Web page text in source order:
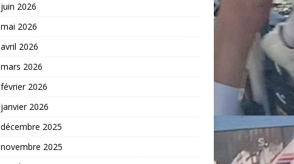
juin 2026
mai 2026
avril 2026
mars 2026
février 2026
janvier 2026
décembre 2025
novembre 2025